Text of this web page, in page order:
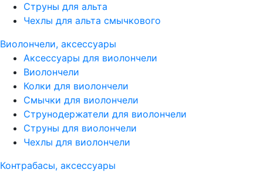
Струны для альта
Чехлы для альта смычкового
Виолончели, аксессуары
Аксессуары для виолончели
Виолончели
Колки для виолончели
Смычки для виолончели
Струнодержатели для виолончели
Струны для виолончели
Чехлы для виолончели
Контрабасы, аксессуары